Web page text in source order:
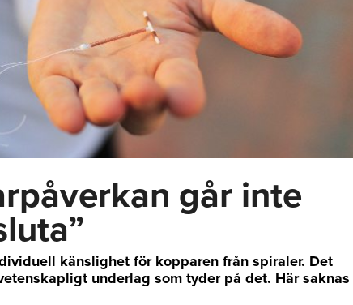
går inte
känslighet för kopparen från spiraler. Det
underlag som tyder på det. Här saknas